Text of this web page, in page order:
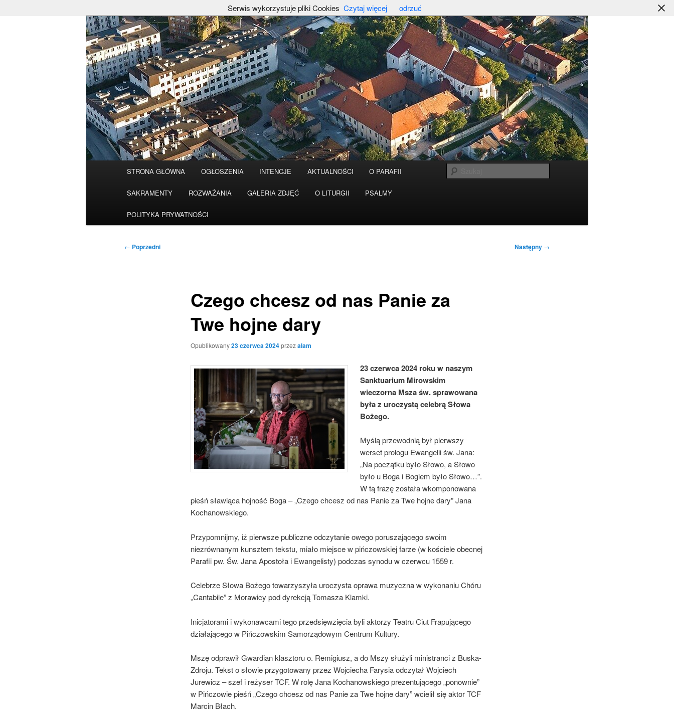
STRONA GŁÓWNA OGŁOSZENIA INTENCJE AKTUALNOŚCI O PARAFII
SAKRAMENTY ROZWAŻANIA GALERIA ZDJĘĆ O LITURGII PSALMY
POLITYKA PRYWATNOŚCI
Nawigacja
← Poprzedni Następny →
Czego chcesz od nas Panie za
Twe hojne dary
Opublikowany23 czerwca 2024przezalam
23 czerwca 2024 roku w naszym
Sanktuarium Mirowskim
wieczorna Msza św. sprawowana
była z uroczystą celebrą Słowa
Bożego.
Myślą przewodnią był pierwszy
werset prologu Ewangelii św. Jana:
„Na początku było Słowo, a Słowo
było u Boga i Bogiem było Słowo…”.
W tą frazę została wkomponowana
pieśń sławiąca hojność Boga – „Czego chcesz od nas Panie za Twe hojne dary” Jana
Kochanowskiego.
Przypomnijmy, iż pierwsze publiczne odczytanie owego poruszającego swoim
niezrównanym kunsztem tekstu, miało miejsce w pińczowskiej farze (w kościele obecnej
Parafii pw. Św. Jana Apostoła i Ewangelisty) podczas synodu w czerwcu 1559 r.
Celebrze Słowa Bożego towarzyszyła uroczysta oprawa muzyczna w wykonaniu Chóru
„Cantabile” z Morawicy pod dyrekcją Tomasza Klamki.
Inicjatorami i wykonawcami tego przedsięwzięcia byli aktorzy Teatru Ciut Frapującego
działającego w Pińczowskim Samorządowym Centrum Kultury.
Mszę odprawił Gwardian klasztoru o. Remigiusz, a do Mszy służyli ministranci z Buska-
Zdroju. Tekst o słowie przygotowany przez Wojciecha Farysia odczytał Wojciech
Jurewicz – szef i reżyser TCF. W rolę Jana Kochanowskiego prezentującego „ponownie”
w Pińczowie pieśń „Czego chcesz od nas Panie za Twe hojne dary” wcielił się aktor TCF
Marcin Błach.
Serwis wykorzystuje pliki Cookies Czytaj więcej odrzuć